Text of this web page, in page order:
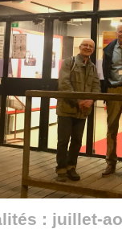
: juillet-